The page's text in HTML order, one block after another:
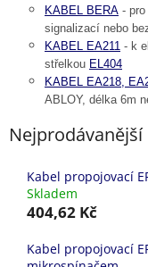
KABEL BERA -
signalizací nebo
KABEL EA211 - k
střelkou EL404
KABEL EA218,
ABLOY, délka 6m
Nejprodávanější
Kabel propojovací
Skladem
404,62 Kč
Kabel propojovací